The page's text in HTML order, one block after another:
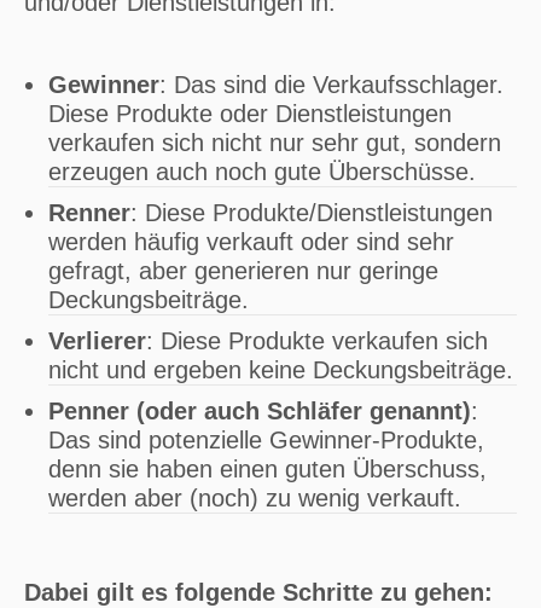
Gewinner: Das sind die Verkaufsschlager.
Diese Produkte oder Dienstleistungen
verkaufen sich nicht nur sehr gut, sondern
erzeugen auch noch gute Überschüsse.
Renner: Diese Produkte/Dienstleistungen
werden häufig verkauft oder sind sehr
gefragt, aber generieren nur geringe
Deckungsbeiträge.
Verlierer: Diese Produkte verkaufen sich
nicht und ergeben keine Deckungsbeiträge.
Penner (oder auch Schläfer genannt):
Das sind potenzielle Gewinner-Produkte,
denn sie haben einen guten Überschuss,
werden aber (noch) zu wenig verkauft.
Dabei gilt es folgende Schritte zu gehen: